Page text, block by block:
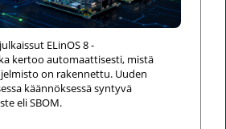
ELinOS 8 -
kertoo automaattisesti, mistä
on rakennettu. Uuden
käännöksessä syntyvä
eli SBOM.